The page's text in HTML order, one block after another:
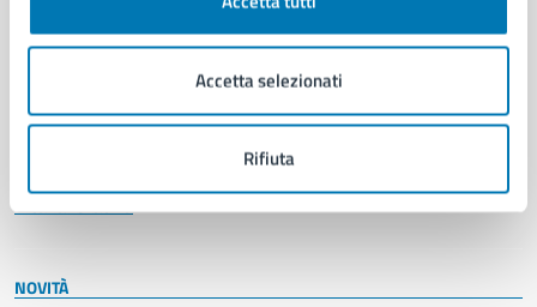
Accetta selezionati
Rifiuta
Documenti e certificati
Giustizia e sicurezza pubblica
Imprese e commercio
Salute, benessere e assistenza
Vita lavorativa
NOVITÀ